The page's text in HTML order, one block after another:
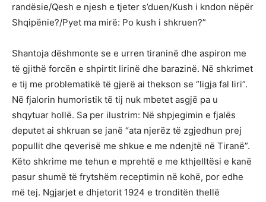
randësie/Qesh e njesh e tjeter s’duen/Kush i kndon nëpër
Shqipënie?/Pyet ma mirë: Po kush i shkruen?”
Shantoja dëshmonte se e urren tiraninë dhe aspiron me
të gjithë forcën e shpirtit lirinë dhe barazinë. Në shkrimet
e tij me problematikë të gjerë ai thekson se “ligja fal liri”.
Në fjalorin humoristik të tij nuk mbetet asgjë pa u
shqytuar hollë. Sa per ilustrim: Në shpjegimin e fjalës
deputet ai shkruan se janë “ata njerëz të zgjedhun prej
popullit dhe qeverisë me shkue e me ndenjtë në Tiranë”.
Këto shkrime me tehun e mprehtë e me kthjelltësi e kanë
pasur shumë të frytshëm receptimin në kohë, por edhe
më tej. Ngjarjet e dhjetorit 1924 e tronditën thellë